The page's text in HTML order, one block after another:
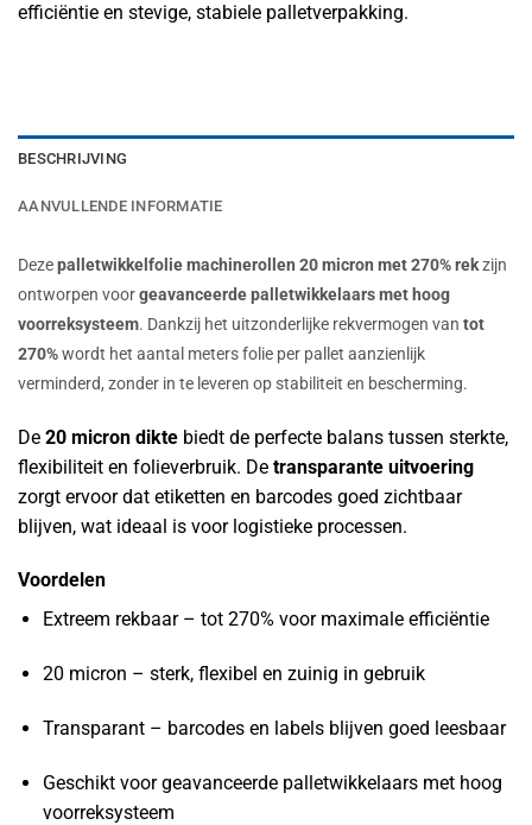
efficiëntie en stevige, stabiele palletverpakking.
BESCHRIJVING
AANVULLENDE INFORMATIE
Dezepalletwikkelfolie machinerollen 20 micron met 270% rekzijn
ontworpen voorgeavanceerde palletwikkelaars met hoog
voorreksysteem. Dankzij het uitzonderlijke rekvermogen van tot
270%wordt het aantal meters folie per pallet aanzienlijk
verminderd, zonder in te leveren op stabiliteit en bescherming.
De 20 micron dikte biedt de perfecte balans tussen sterkte,
flexibiliteit en folieverbruik. De transparante uitvoering
zorgt ervoor dat etiketten en barcodes goed zichtbaar
blijven, wat ideaal is voor logistieke processen.
Voordelen
Extreem rekbaar – tot 270% voor maximale efficiëntie
20 micron – sterk, flexibel en zuinig in gebruik
Transparant – barcodes en labels blijven goed leesbaar
Geschikt voor geavanceerde palletwikkelaars met hoog
voorreksysteem